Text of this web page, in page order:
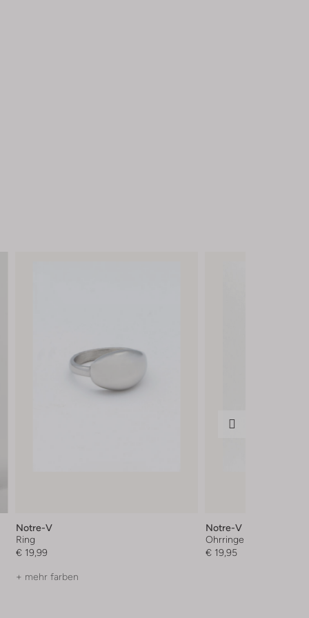
Notre-V
Ring
€ 19,99
+ mehr farben
Notre-V
Ohrringe
€ 19,95